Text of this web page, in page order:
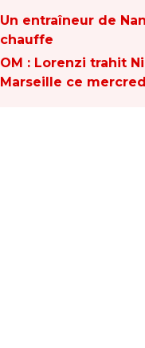
Un entraîneur de
chauffe
OM : Lorenzi trahit
Marseille ce